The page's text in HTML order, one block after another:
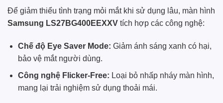
Để giảm thiểu tình trạng mỏi mắt khi sử dụng lâu, màn hình
Samsung LS27BG400EEXXV tích hợp các công nghệ:
Chế độ Eye Saver Mode: Giảm ánh sáng xanh có hại,
bảo vệ mắt người dùng.
Công nghệ Flicker-Free: Loại bỏ nhấp nháy màn hình,
mang lại trải nghiệm sử dụng thoải mái.